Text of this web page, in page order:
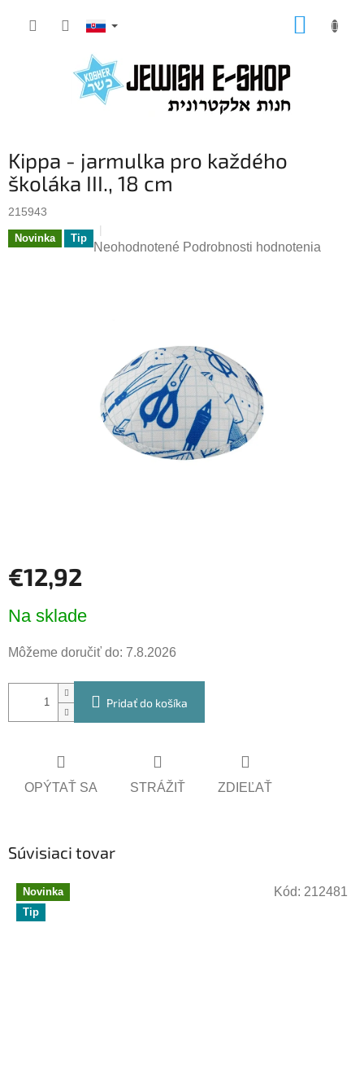
Kippa - jarmulka pro každého
školáka III., 18 cm
215943
Novinka Tip
Priemerné
hviezdičiek.
Neohodnotené Podrobnosti hodnotenia
€12,92
cena:
Na sklade
Môžeme doručiť do: 7.8.2026
Pridať do košíka
OPÝTAŤ SA STRÁŽIŤ ZDIEĽAŤ
Súvisiaci tovar
Novinka
Tip
Kód: 212481